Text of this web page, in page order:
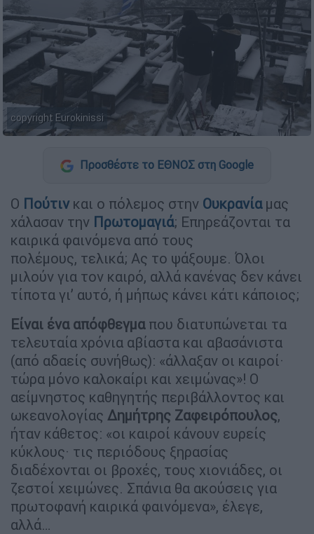
copyright Eurokinissi
Προσθέστε το ΕΘΝΟΣ στη Google
Ο Πούτινκαι ο πόλεμος στην Ουκρανία μας
χάλασαν την Πρωτομαγιά; Επηρεάζονται τα
καιρικά φαινόμενα από τους
πολέμους, τελικά; Ας το ψάξουμε. Όλοι
μιλούν για τον καιρό, αλλά κανένας δεν κάνει
τίποτα γι’ αυτό, ή μήπως κάνει κάτι κάποιος;
Είναι ένα απόφθεγμαπου διατυπώνεται τα
τελευταία χρόνια αβίαστα και αβασάνιστα
(από αδαείς συνήθως): «άλλαξαν οι καιροί·
τώρα μόνο καλοκαίρι και χειμώνας»! Ο
αείμνηστος καθηγητής περιβάλλοντος και
ωκεανολογίας Δημήτρης Ζαφειρόπουλος,
ήταν κάθετος: «οι καιροί κάνουν ευρείς
κύκλους· τις περιόδους ξηρασίας
διαδέχονται οι βροχές, τους χιονιάδες, οι
ζεστοί χειμώνες. Σπάνια θα ακούσεις για
πρωτοφανή καιρικά φαινόμενα», έλεγε,
αλλά…